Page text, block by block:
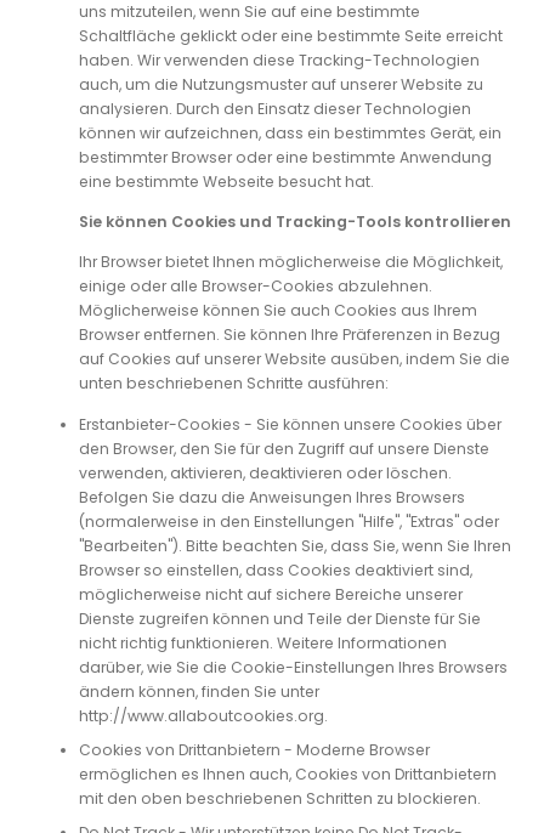
uns mitzuteilen, wenn Sie auf eine bestimmte
Schaltfläche geklickt oder eine bestimmte Seite erreicht
haben. Wir verwenden diese Tracking-Technologien
auch, um die Nutzungsmuster auf unserer Website zu
analysieren. Durch den Einsatz dieser Technologien
können wir aufzeichnen, dass ein bestimmtes Gerät, ein
bestimmter Browser oder eine bestimmte Anwendung
eine bestimmte Webseite besucht hat.
Sie können Cookies und Tracking-Tools kontrollieren
Ihr Browser bietet Ihnen möglicherweise die Möglichkeit,
einige oder alle Browser-Cookies abzulehnen.
Möglicherweise können Sie auch Cookies aus Ihrem
Browser entfernen. Sie können Ihre Präferenzen in Bezug
auf Cookies auf unserer Website ausüben, indem Sie die
unten beschriebenen Schritte ausführen:
Erstanbieter-Cookies - Sie können unsere Cookies über
den Browser, den Sie für den Zugriff auf unsere Dienste
verwenden, aktivieren, deaktivieren oder löschen.
Befolgen Sie dazu die Anweisungen Ihres Browsers
(normalerweise in den Einstellungen "Hilfe", "Extras" oder
"Bearbeiten"). Bitte beachten Sie, dass Sie, wenn Sie Ihren
Browser so einstellen, dass Cookies deaktiviert sind,
möglicherweise nicht auf sichere Bereiche unserer
Dienste zugreifen können und Teile der Dienste für Sie
nicht richtig funktionieren. Weitere Informationen
darüber, wie Sie die Cookie-Einstellungen Ihres Browsers
ändern können, finden Sie unter
http://www.allaboutcookies.org.
Cookies von Drittanbietern - Moderne Browser
ermöglichen es Ihnen auch, Cookies von Drittanbietern
mit den oben beschriebenen Schritten zu blockieren.